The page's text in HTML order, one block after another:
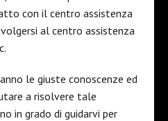
con il centro assistenza
al centro assistenza
le giuste conoscenze ed
a risolvere tale
in grado di guidarvi per